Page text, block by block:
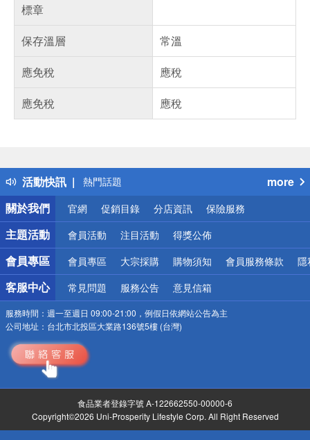
標章
保存溫層
常溫
應免稅
應稅
應免稅
應稅
活動快訊
得獎公告
熱門話題
銀行優惠
偏遠地區配送
詐騙網頁！請小心！
more
關於我們
官網 促銷目錄 分店資訊 保險服務
主題活動 會員活動 注目活動 得獎公佈
會員專區 會員專區 大宗採購 購物須知 會員服務條款 隱
客服中心 常見問題 服務公告 意見信箱
服務時間： 週一至週日 09:00-21:00，例假日依網站公告為主
公司地址： 台北市北投區大業路136號5樓 (台灣)
食品業者登錄字號 A-122662550-00000-6
Copyright©2026 Uni-Prosperity Lifestyle Corp. All Right Reserved